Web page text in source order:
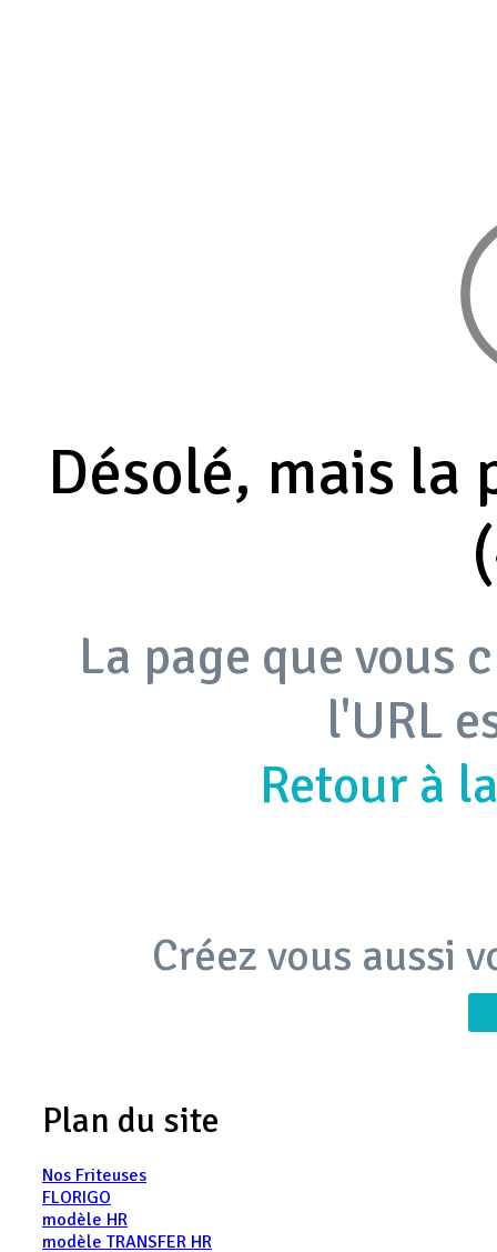
Désolé, mais la
La page que vous
l'URL
Retour à
Créez vous aussi
Plan du site
Nos Friteuses
FLORIGO
modèle HR
modèle TRANSFER HR